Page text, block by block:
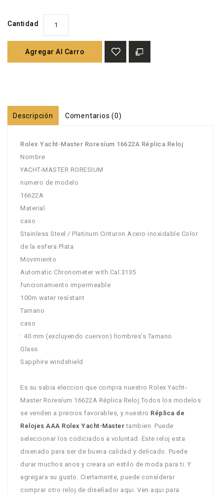
Cantidad
Agregar Al Carro
Descripción Comentarios (0)
Rolex Yacht-Master Roresíum 16622A Réplica Reloj
Nombre
YACHT-MASTER RORESIUM
numero de modelo
16622A
Material
caso
Stainless Steel / Platinum Cinturon Acero inoxidable Color
de la esfera Plata
Movimiento
Automatic Chronometer with Cal.3135
funcionamiento impermeable
100m water resístant
Tamano
caso
: 40 mm (excluyendo cuervon) hombres's Tamano
Glass
Sapphire windshield
Es su sabia eleccion que compra nuestro Rolex Yacht-
Master Roresíum 16622A Réplica Reloj.Todos los modelos
se venden a precios favorables, y nuestro Réplica de
Relojes AAA Rolex Yacht-Mastertambien. Puede
seleccionar los codiciados a voluntad. Este reloj esta
disenado para ser de buena calidad y delicado. Puede
durar muchos anos y creara un estilo de moda para ti. Y
agregara su gusto. Ciertamente, puede consíderar
comprar otro reloj de diseñador aqui. Ven aqui para